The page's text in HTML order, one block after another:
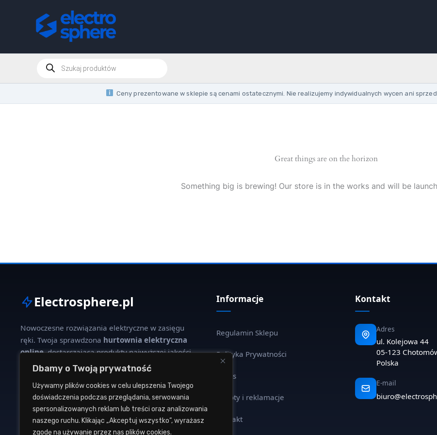
Dbamy o Twoją prywatność
Używamy plików cookies w celu ulepszenia Twojego
doświadczenia podczas przeglądania, serwowania
spersonalizowanych reklam lub treści oraz analizowania
naszego ruchu. Klikając „Akceptuj wszystko”, wyrażasz
zgodę na używanie przez nas plików cookies.
Products
search
Ceny prezentowane w sklepie są cenami ostatecznymi. Nie realizujemy indywidualnych wycen ani
Great things are on the horizon
Something big is brewing! Our store is in the works and will be
Electrosphere.pl
Nowoczesne rozwiązania elektryczne w zasięgu
ręki. Twoja sprawdzona hurtownia elektryczna
online, dostarczająca produkty najwyższej jakości
dla profesjonalistów i klientów indywidualnych.
W naszej ofercie znajdziesz szeroki wybór kabli,
oświetlenia, aparatury modułowej oraz osprzętu
instalacyjnego od renomowanych producentów.
Informacje
Regulamin Sklepu
Polityka Prywatności
O nas
Zwroty i reklamacje
Kontakt
Kontakt
Adres
ul. Kolejowa 44
05-123
Polska
E-mail